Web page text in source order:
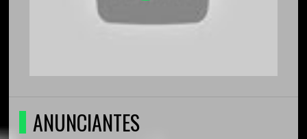
ANUNCIANTES